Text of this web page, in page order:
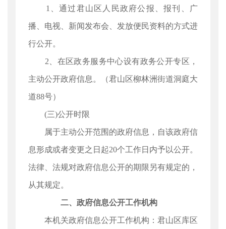
1、通过君山区人民政府公报、报刊、广
播、电视、新闻发布会、发放便民资料的方式进
行公开。
2、在区政务服务中心设有政务公开专区，
主动公开政府信息。（君山区柳林洲街道洞庭大
道88号）
(三)公开时限
属于主动公开范围的政府信息，自该政府信
息形成或者变更之日起20个工作日内予以公开。
法律、法规对政府信息公开的期限另有规定的，
从其规定。
二、政府信息公开工作机构
本机关政府信息公开工作机构：君山区库区